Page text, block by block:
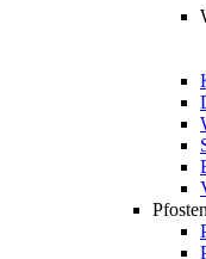
Pfosten